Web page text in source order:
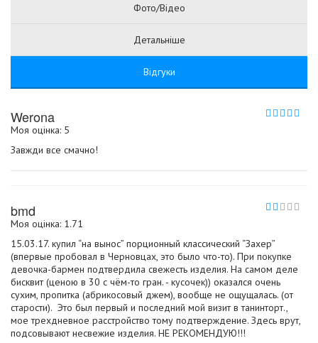
Фото/Відео
Детальніше
Відгуки
Werona
Моя оцінка: 5
Завжди все смачно!
bmd
Моя оцінка: 1.71
15.03.17. купил “на вынос” порционный классический “Захер”
(впервые пробовал в Черновцах, это было что-то). При покупке
девочка-бармен подтвердила свежесть изделия. На самом деле
бисквит (ценою в 30 с чём-то гран. - кусочек)) оказался очень
сухим, пропитка (абрикосовый джем), вообще не ощущалась. (от
старости). Это был первый и последний мой визит в танинторт.,
мое трехдневное расстройство тому подтверждение. Здесь врут,
подсовывают несвежие изделия. НЕ РЕКОМЕНДУЮ!!!